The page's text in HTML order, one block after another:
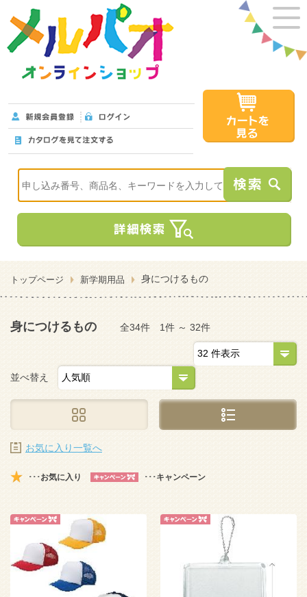
トップページ 新学期用品 身につけるもの
身につけるもの 全34件 1件 ～ 32件
並べ替え
お気に入り一覧へ
･･･お気に入り ･･･キャンペーン